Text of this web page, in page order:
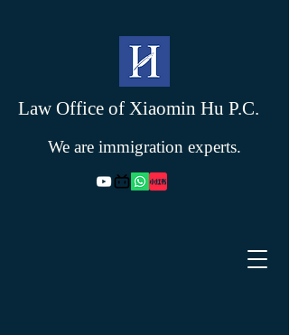
Law Office of Xiaomin Hu P.C.
We are immigration experts.